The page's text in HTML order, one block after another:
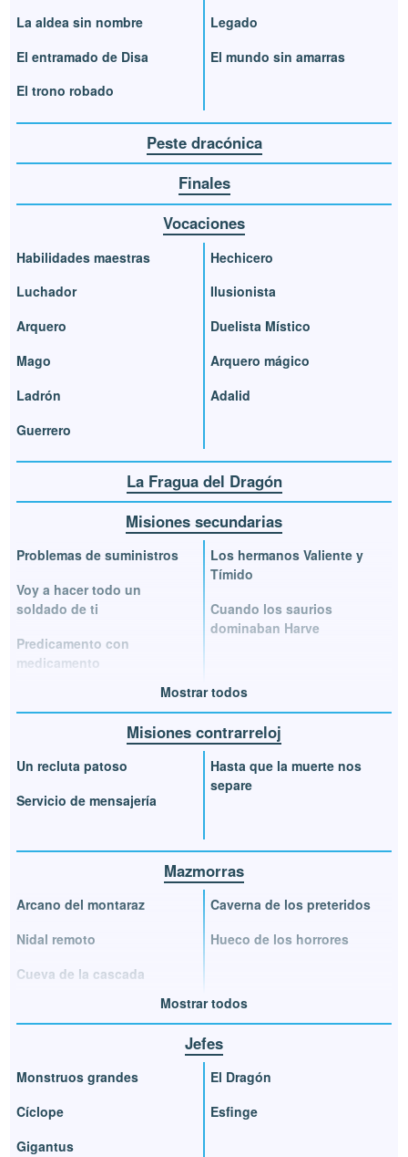
La aldea sin nombre
El entramado de Disa
El trono robado
Legado
El mundo sin amarras
Peste dracónica
Finales
Vocaciones
Habilidades maestras
Luchador
Arquero
Mago
Ladrón
Guerrero
Hechicero
Ilusionista
Duelista Místico
Arquero mágico
Adalid
La Fragua del Dragón
Misiones secundarias
Problemas de suministros
Voy a hacer todo un
soldado de ti
Predicamento con
medicamento
Los hermanos Valiente y
Tímido
Cuando los saurios
dominaban Harve
Mostrar todos
Misiones contrarreloj
Un recluta patoso
Servicio de mensajería
Hasta que la muerte nos
separe
Mazmorras
Arcano del montaraz
Nidal remoto
Cueva de la cascada
Caverna de los preteridos
Hueco de los horrores
Mostrar todos
Jefes
Monstruos grandes
Cíclope
Gigantus
El Dragón
Esfinge